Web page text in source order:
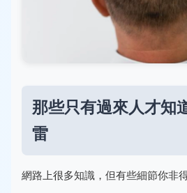
那些只有過來人才知
雷
網路上很多知識，但有些細節你非